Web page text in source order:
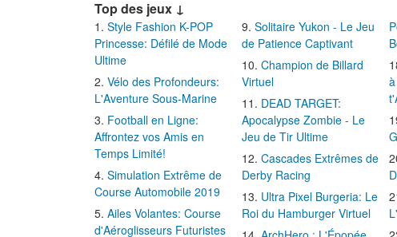
Top des jeux ↓
Style Fashion K-POP
Princesse: Défilé de Mode
Ultime
Vélo des Profondeurs:
L'Aventure Sous-Marine
Football en Ligne:
Affrontez vos Amis en
Temps Limité!
Simulation Extrême de
Course Automobile 2019
Ailes Volantes: Course
d'Aéroglisseurs Futuristes
Solitaire Yukon - Le Jeu
de Patience Captivant
Champion de Billard
Virtuel
DEAD TARGET:
Apocalypse Zombie - Le
Jeu de Tir Ultime
Cascades Extrêmes de
Derby Racing
Ultra Pixel Burgeria: Le
Roi du Hamburger Virtuel